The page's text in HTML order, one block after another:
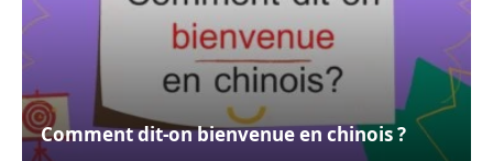
Comment dit-on bienvenue en chinois ?